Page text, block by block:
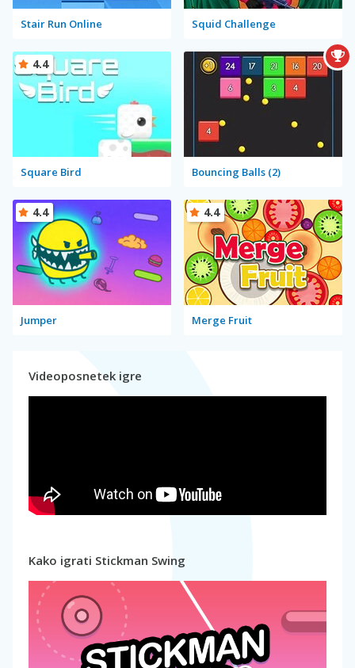
Stair Run Online Squid Challenge
Square Bird
4.4
Bouncing Balls (2)
Jumper
4.4
Merge Fruit
4.4
Videoposnetek igre
Kako igrati Stickman Swing